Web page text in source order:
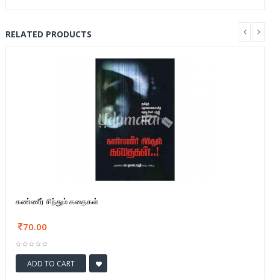
RELATED PRODUCTS
கண்ணீர் சிந்தும் கதைகள்
70.00
ADD TO CART